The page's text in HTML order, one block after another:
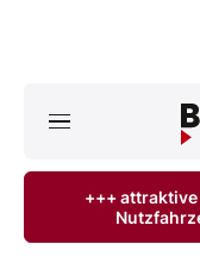
ktuelle
+++